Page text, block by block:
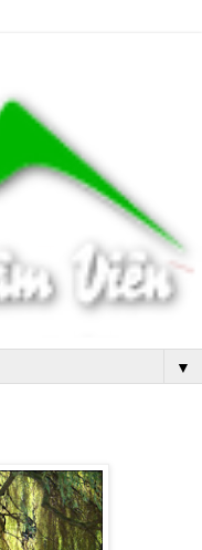
▼